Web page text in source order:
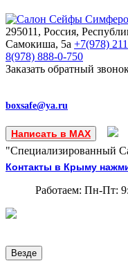
295011, Россия,
Самокиша, 5а +7(978)
8(978) 888-0-750
Заказать обратный
boxsafe@ya.ru
Написать в MAX
"Специализированный
Контакты в Крыму
Работаем: Пн-Пт:
Везде